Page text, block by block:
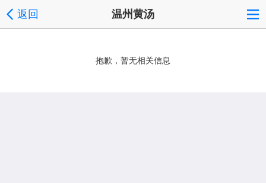
返回 温州黄汤
抱歉，暂无相关信息